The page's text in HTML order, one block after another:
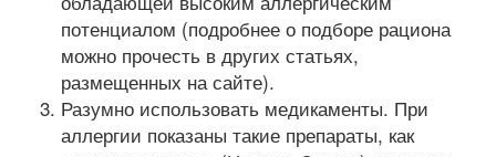
потенциалом (подробнее о подборе рациона
можно прочесть в других статьях,
размещенных на сайте).
Разумно использовать медикаменты. При
аллергии показаны такие препараты, как